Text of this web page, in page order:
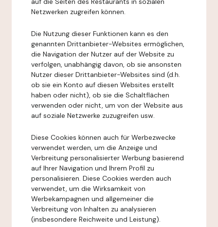
Netzwerken zugreifen können.
Die Nutzung dieser Funktionen kann es den
genannten Drittanbieter-Websites ermöglichen,
die Navigation der Nutzer auf der Website zu
verfolgen, unabhängig davon, ob sie ansonsten
Nutzer dieser Drittanbieter-Websites sind (d.h.
ob sie ein Konto auf diesen Websites erstellt
haben oder nicht), ob sie die Schaltflächen
verwenden oder nicht, um von der Website aus
auf soziale Netzwerke zuzugreifen usw.
Diese Cookies können auch für Werbezwecke
verwendet werden, um die Anzeige und
Verbreitung personalisierter Werbung basierend
auf Ihrer Navigation und Ihrem Profil zu
personalisieren. Diese Cookies werden auch
verwendet, um die Wirksamkeit von
Werbekampagnen und allgemeiner die
Verbreitung von Inhalten zu analysieren
(insbesondere Reichweite und Leistung).